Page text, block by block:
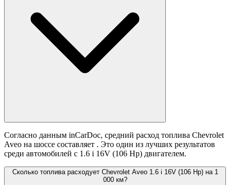
Согласно данным inCarDoc, средний расход топлива Chevrolet
Aveo на шоссе составляет . Это один из лучших результатов
среди автомобилей с 1.6 i 16V (106 Hp) двигателем.
Сколько топлива расходует Chevrolet Aveo 1.6 i 16V (106 Hp) на 1
000 км?